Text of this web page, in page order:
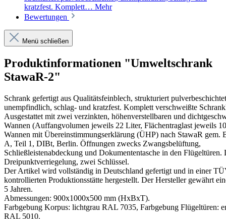
kratzfest. Komplett… Mehr
Bewertungen
Menü schließen
Produktinformationen "Umweltschrank
StawaR-2"
Schrank gefertigt aus Qualitätsfeinblech, strukturiert
unempfindlich, schlag- und kratzfest. Komplett verschweißte
Ausgestattet mit zwei verzinkten, höhenverstellbaren und
Wannen (Auffangvolumen jeweils 22 Liter, Flächentraglast jeweils
Wannen mit Übereinstimmungserklärung (ÜHP) nach StawaR gem.
A, Teil 1, DIBt, Berlin. Öffnungen zwecks Zwangsbelüftung,
Schließleistenabdeckung und Dokumententasche in den
Dreipunktverriegelung, zwei Schlüssel.
Der Artikel wird vollständig in Deutschland gefertigt und in einer
kontrollierten Produktionsstätte hergestellt. Der Hersteller gewährt
5 Jahren.
Abmessungen: 900x1000x500 mm (HxBxT).
Farbgebung Korpus: lichtgrau RAL 7035, Farbgebung Flügeltüren:
RAL 5010.